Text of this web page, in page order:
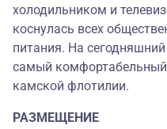
холодильником и
коснулась всех
питания. На
самый комфортабельный
камской флотилии.
РАЗМЕЩЕНИЕ